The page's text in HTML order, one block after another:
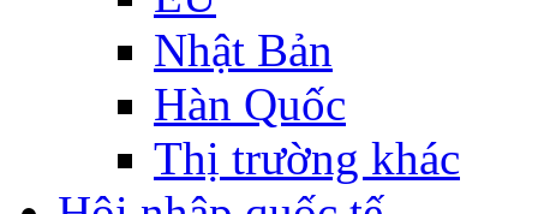
Nhật Bản
Hàn Quốc
Thị trường khác